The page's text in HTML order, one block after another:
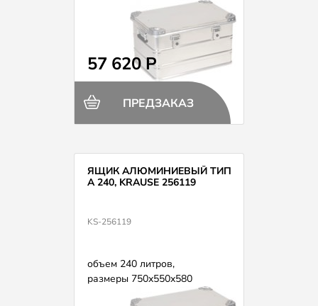
57 620 Р
ПРЕДЗАКАЗ
ЯЩИК АЛЮМИНИЕВЫЙ ТИП
А 240, KRAUSE 256119
KS-256119
объем 240 литров,
размеры 750х550х580